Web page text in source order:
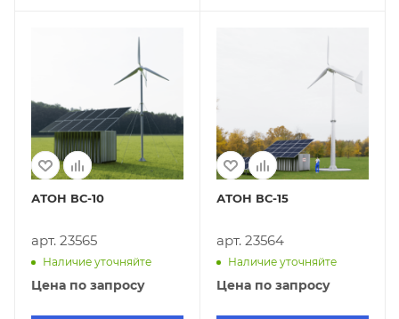
АТОН ВС-10
арт. 23565
Наличие уточняйте
Цена по запросу
АТОН ВС-15
арт. 23564
Наличие уточняйте
Цена по запросу